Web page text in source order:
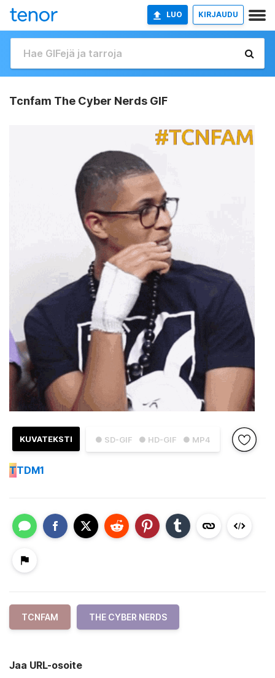
LUO KIRJAUDU
Tcnfam The Cyber Nerds GIF
● SD-GIF ● HD-GIF ● MP4
KUVATEKSTI
TTDM1
TCNFAM THE CYBER NERDS
Jaa URL-osoite